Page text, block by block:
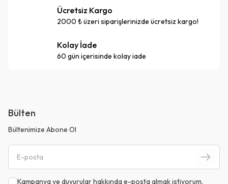
Ücretsiz Kargo
2000 ₺ üzeri siparişlerinizde ücretsiz kargo!
Kolay İade
60 gün içerisinde kolay iade
Bülten
Bültenimize Abone Ol
Kampanya ve duyurular hakkında e-posta almak istiyorum.